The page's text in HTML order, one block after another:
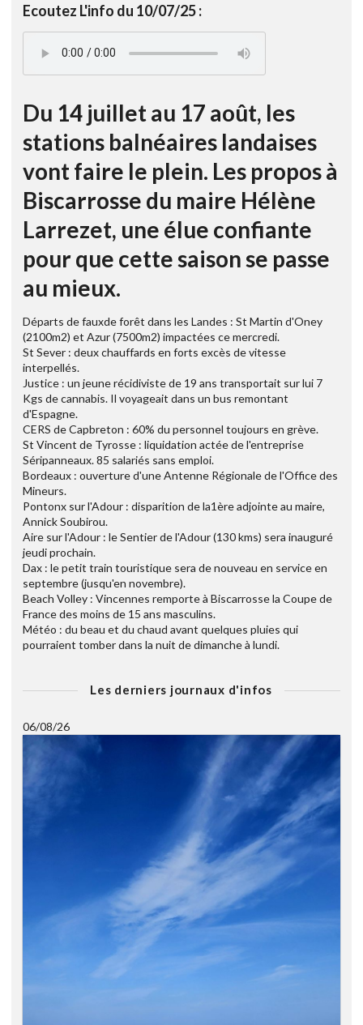
Ecoutez L'info du 10/07/25 :
Du 14 juillet au 17 août, les
stations balnéaires landaises
vont faire le plein. Les propos à
Biscarrosse du maire Hélène
Larrezet, une élue confiante
pour que cette saison se passe
au mieux.
Départs de fauxde forêt dans les Landes : St Martin d'Oney
(2100m2) et Azur (7500m2) impactées ce mercredi.
St Sever : deux chauffards en forts excès de vitesse
interpellés.
Justice : un jeune récidiviste de 19 ans transportait sur lui 7
Kgs de cannabis. Il voyageait dans un bus remontant
d'Espagne.
CERS de Capbreton : 60% du personnel toujours en grève.
St Vincent de Tyrosse : liquidation actée de l'entreprise
Séripanneaux. 85 salariés sans emploi.
Bordeaux : ouverture d'une Antenne Régionale de l'Office des
Mineurs.
Pontonx sur l'Adour : disparition de la1ère adjointe au maire,
Annick Soubirou.
Aire sur l'Adour : le Sentier de l'Adour (130 kms) sera inauguré
jeudi prochain.
Dax : le petit train touristique sera de nouveau en service en
septembre (jusqu'en novembre).
Beach Volley : Vincennes remporte à Biscarrosse la Coupe de
France des moins de 15 ans masculins.
Météo : du beau et du chaud avant quelques pluies qui
pourraient tomber dans la nuit de dimanche à lundi.
Les derniers journaux d'infos
06/08/26